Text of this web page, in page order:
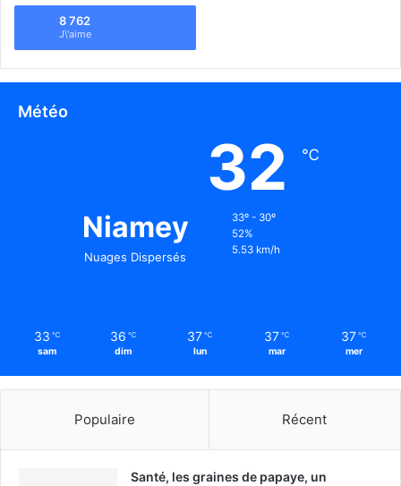
8 762
J\'aime
Météo
Niamey
Nuages Dispersés
32 ℃
33º - 30º
52%
5.53 km/h
33 ℃
sam
36 ℃
dim
37 ℃
lun
37 ℃
mar
37 ℃
mer
Populaire Récent
Santé, les graines de papaye, un